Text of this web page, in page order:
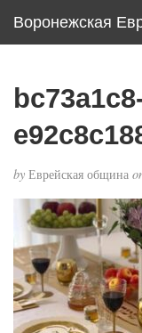
Воронежская
by Еврейская община